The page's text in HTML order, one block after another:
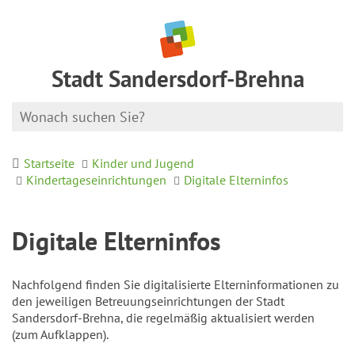
Stadt Sandersdorf-Brehna
Startseite
Kinder und Jugend
Kindertageseinrichtungen
Digitale Elterninfos
Digitale Elterninfos
Nachfolgend finden Sie digitalisierte Elterninformationen zu
den jeweiligen Betreuungseinrichtungen der Stadt
Sandersdorf-Brehna, die regelmäßig aktualisiert werden
(zum Aufklappen).